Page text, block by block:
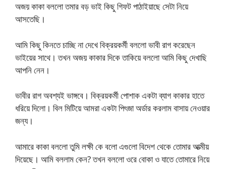
অজয় কাকা বললো তমার বড় ভাই কিছু গিফট পাঠাইয়াছে সেটা নিয়ে
আসতেছি।
আমি কিছু কিনতে চাচ্ছি না দেখে বিক্রয়কর্মী বললো ভাবী রাগ করেছেন
ভাইয়ের সাথে। তখন অজয় কাকার দিকে তাকিয়ে বললো আমি কিছু দেখাছি
আপনি নেন।
ভাবীর রাগ অবশ্যই ভাঙ্গবে। বিক্রয়কর্মী পোশাক একটা ব্যাগ কাকার হাতে
ধরিয়ে দিলো। বিল মিটিয়ে আমরা একটা পিৎজা অর্ডার করলাম বাসায় নেওয়ার
জন্য।
আমারে কাকা বললো তুমি লক্ষী কে বলো এগুলো বিদেশ থেকে তোমার আত্মীয়
দিয়েছে। আমি বললাম কেন? তখন বললো ওরে বোকা ও যাতে তোমারে নিয়ে